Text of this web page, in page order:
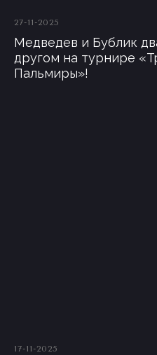
27-11-2025
Медведев и Бублик
другом на турнире
Пальмиры»!
17-11-2025